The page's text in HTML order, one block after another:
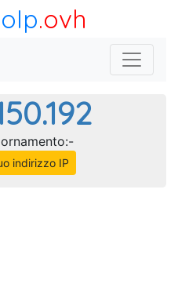
.ovh
indirizzo IP